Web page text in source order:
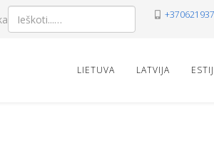
LIETUVA LATVIJA